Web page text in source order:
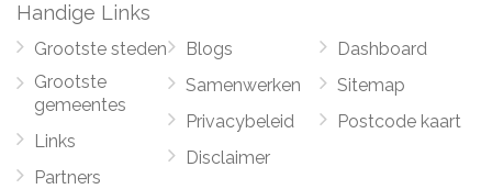
Handige Links
Grootste steden
Grootste
gemeentes
Links
Partners
Blogs
Samenwerken
Privacybeleid
Disclaimer
Dashboard
Sitemap
Postcode kaart